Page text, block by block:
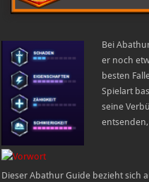
Bei
er noch
besten
Spielart
seine
Dieser Abathur Guide bezieht sich